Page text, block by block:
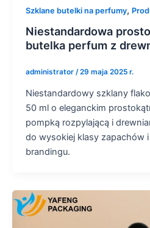
Szklane butelki na perfumy,
Niestandardowa
butelka perfum z
administrator /29 maja 2025 r.
Niestandardowy szklany
50 ml o eleganckim
pompką rozpylającą i
do wysokiej klasy zapachów
brandingu.